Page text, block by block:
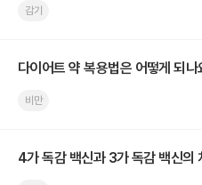
감기
다이어트 약 복용법은 어떻게 되나
비만
4가 독감 백신과 3가 독감 백신의